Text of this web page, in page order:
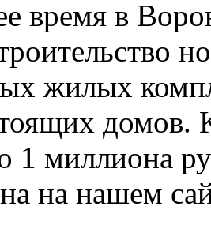
время в
жилых
домов.
1 миллиона
на нашем